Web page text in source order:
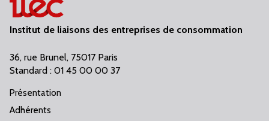
Institut de liaisons des entreprises de consommation
36, rue Brunel, 75017 Paris
Standard : 01 45 00 00 37
Présentation
Adhérents